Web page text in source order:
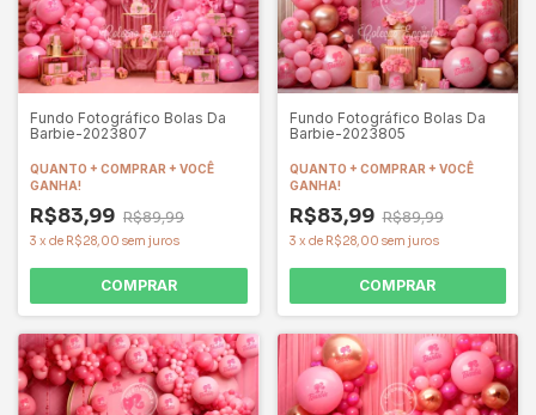
Fundo Fotográfico Bolas Da
Barbie-2023807
QUANTO + COMPRAR + VOCÊ
GANHA!
R$83,99 R$89,99
3 x de R$28,00 sem juros
COMPRAR
Fundo Fotográfico Bolas Da
Barbie-2023805
QUANTO + COMPRAR + VOCÊ
GANHA!
R$83,99 R$89,99
3 x de R$28,00 sem juros
COMPRAR